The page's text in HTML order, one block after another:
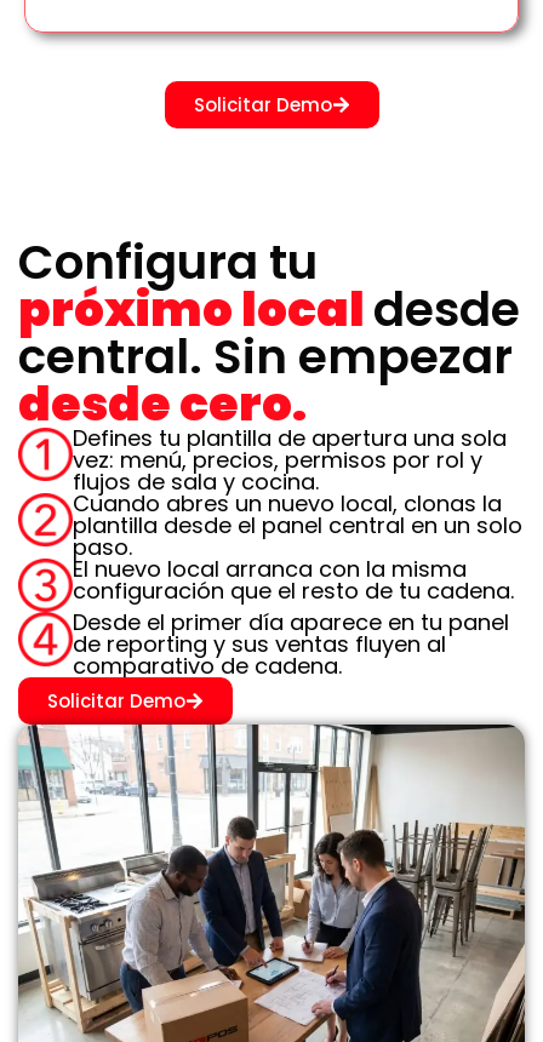
Solicitar Demo
Configura tu
próximo localdesde
central. Sin empezar
desde cero.
Defines tu plantilla de apertura una sola
vez: menú, precios, permisos por rol y
flujos de sala y cocina.
Cuando abres un nuevo local, clonas la
plantilla desde el panel central en un solo
paso.
El nuevo local arranca con la misma
configuración que el resto de tu cadena.
Desde el primer día aparece en tu panel
de reporting y sus ventas fluyen al
comparativo de cadena.
Solicitar Demo